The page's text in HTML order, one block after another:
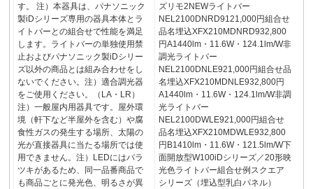
す。 注）本器具は、パナソニック
製iDシリーズ専用の器具本体とラ
イトバーとの組合せで性能を満足
します。ライトバーの単独使用禁
止およびパナソニック製iDシリー
ズ以外の商品とは組み合わせをし
ないでください。注）適合調光器
をご使用ください。（LA・LR）
注）一般屋内用器具です。屋外環
境（軒下など半屋外を含む）や腐
食性ガスの発生する場所、太陽の
光が直接器具に当たる場所では使
用できません。注）LEDにはバラ
ツキがあるため、同一品番商品で
も商品ごとに発光色、明るさが異
ズリモ2NEWライトバー
NEL2100DNRD9121,000円組合せ
品名埋込XFX210MDNRD932,800
円A1440lm・11.6W・124.1lm/W非
調光ライトバー
NEL2100DNLE921,000円組合せ品
名埋込XFX210MDNLE932,800円
A1440lm・11.6W・124.1lm/W非調
光ライトバー
NEL2100DWLE921,000円組合せ
品名埋込XFX210MDWLE932,800
円B1410lm・11.6W・121.5lm/W下
面開放型W100iDシリーズ／20形映
光色ライトバー組合せ例スクエア
シリーズ（埋込型乳白パネル）